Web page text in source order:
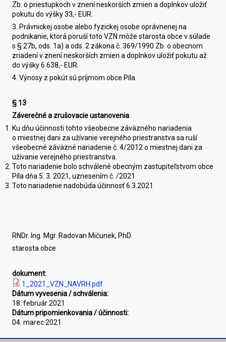
Zb. o priestupkoch v znení neskorších zmien a doplnkov uložiť
pokutu do výšky 33,- EUR.
3. Právnickej osobe alebo fyzickej osobe oprávnenej na
podnikanie, ktorá poruší toto VZN môže starosta obce v súlade
s § 27b, ods. 1a) a ods. 2 zákona č. 369/1990 Zb. o obecnom
zriadení v znení neskorších zmien a doplnkov uložiť pokutu až
do výšky 6 638,- EUR.
4. Výnosy z pokút sú príjmom obce Píla.
§ 13
Záverečné a zrušovacie ustanovenia
Ku dňu účinnosti tohto všeobecne záväzného nariadenia
o miestnej dani za užívanie verejného priestranstva sa ruší
všeobecné záväzné nariadenie č. 4/2012 o miestnej dani za
užívanie verejného priestranstva.
Toto nariadenie bolo schválené obecným zastupiteľstvom obce
Píla dňa 5. 3. 2021, uznesením č. /2021
Toto nariadenie nadobúda účinnosť 6.3.2021
RNDr. Ing. Mgr. Radovan Mičunek, PhD.
starosta obce
dokument:
1_2021_VZN_NAVRH.pdf
Dátum vyvesenia / schválenia:
18. február 2021
Dátum pripomienkovania / účinnosti:
04. marec 2021